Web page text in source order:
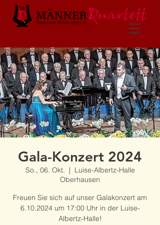
Gala-Konzert 2024
So., 06. Okt.
  |
Luise-Albertz-Halle
Oberhausen
Freuen Sie sich auf unser Galakonzert am
6.10.2024 um 17:00 Uhr in der Luise-
Albertz-Halle!